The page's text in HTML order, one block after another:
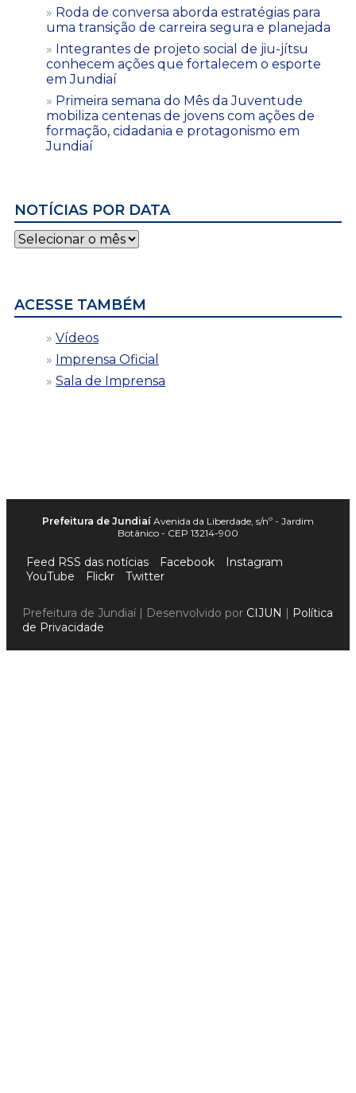
Roda de conversa aborda estratégias para
uma transição de carreira segura e planejada
Integrantes de projeto social de jiu-jítsu
conhecem ações que fortalecem o esporte
em Jundiaí
Primeira semana do Mês da Juventude
mobiliza centenas de jovens com ações de
formação, cidadania e protagonismo em
Jundiaí
NOTÍCIAS POR DATA
Notícias
por
ACESSE TAMBÉM
Vídeos
Imprensa Oficial
Sala de Imprensa
Prefeitura de Jundiaí Avenida da Liberdade, s/nº - Jardim
Botânico - CEP 13214-900
Feed RSS das notícias Facebook
Instagram
YouTube
Flickr Twitter
Prefeitura de Jundiaí | Desenvolvido por CIJUN
Política
de Privacidade